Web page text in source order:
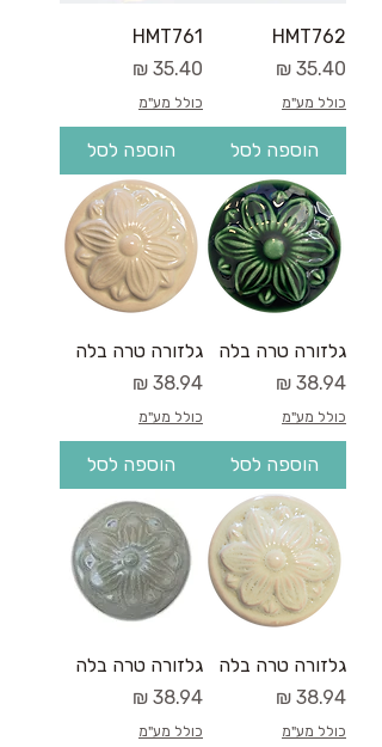
HMT762
מחיר
כולל מע"מ
הוספה לסל
HMT761
מחיר
כולל מע"מ
הוספה לסל
גלזורה טרה בלה
מחיר
כולל מע"מ
הוספה לסל
גלזורה טרה בלה
מחיר
כולל מע"מ
הוספה לסל
גלזורה טרה בלה
מחיר
כולל מע"מ
גלזורה טרה בלה
מחיר
כולל מע"מ